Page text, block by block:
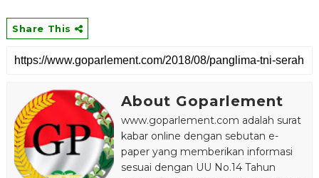
Share This
About Goparlement
www.goparlement.com adalah surat
kabar online dengan sebutan e-
paper yang memberikan informasi
sesuai dengan UU No.14 Tahun